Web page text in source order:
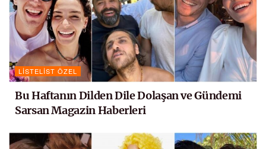
LISTELIST ÖZEL
Bu Haftanın Dilden Dile Dolaşan ve Gündemi
Sarsan Magazin Haberleri